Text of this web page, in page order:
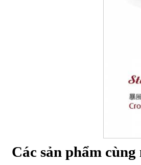
Các sản phẩm